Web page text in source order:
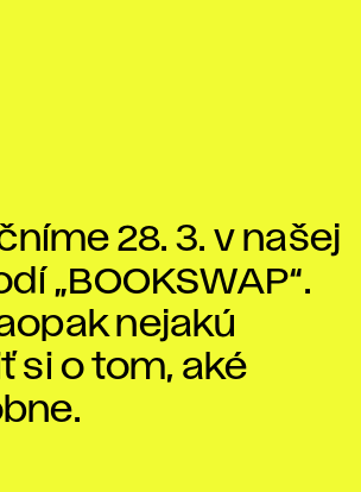
28. 3. v našej
„BOOKSWAP“.
nejakú
si o tom, aké